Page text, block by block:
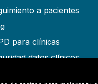
a pacientes
para clínicas
datos clínicos